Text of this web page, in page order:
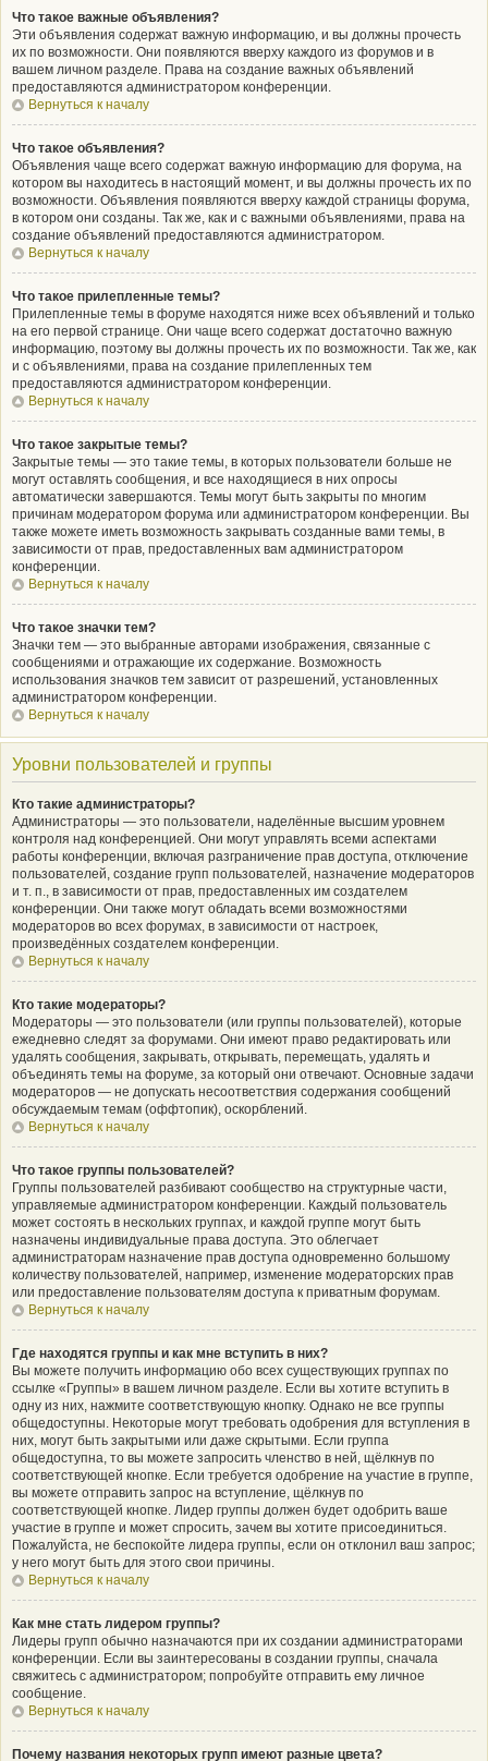
Что такое важные объявления?
Эти объявления содержат важную информацию, и вы должны прочесть
их по возможности. Они появляются вверху каждого из форумов и в
вашем личном разделе. Права на создание важных объявлений
предоставляются администратором конференции.
Вернуться к началу
Что такое объявления?
Объявления чаще всего содержат важную информацию для форума, на
котором вы находитесь в настоящий момент, и вы должны прочесть их по
возможности. Объявления появляются вверху каждой страницы форума,
в котором они созданы. Так же, как и с важными объявлениями, права на
создание объявлений предоставляются администратором.
Вернуться к началу
Что такое прилепленные темы?
Прилепленные темы в форуме находятся ниже всех объявлений и только
на его первой странице. Они чаще всего содержат достаточно важную
информацию, поэтому вы должны прочесть их по возможности. Так же, как
и с объявлениями, права на создание прилепленных тем
предоставляются администратором конференции.
Вернуться к началу
Что такое закрытые темы?
Закрытые темы — это такие темы, в которых пользователи больше не
могут оставлять сообщения, и все находящиеся в них опросы
автоматически завершаются. Темы могут быть закрыты по многим
причинам модератором форума или администратором конференции. Вы
также можете иметь возможность закрывать созданные вами темы, в
зависимости от прав, предоставленных вам администратором
конференции.
Вернуться к началу
Что такое значки тем?
Значки тем — это выбранные авторами изображения, связанные с
сообщениями и отражающие их содержание. Возможность
использования значков тем зависит от разрешений, установленных
администратором конференции.
Вернуться к началу
Уровни пользователей и группы
Кто такие администраторы?
Администраторы — это пользователи, наделённые высшим уровнем
контроля над конференцией. Они могут управлять всеми аспектами
работы конференции, включая разграничение прав доступа, отключение
пользователей, создание групп пользователей, назначение модераторов
и т. п., в зависимости от прав, предоставленных им создателем
конференции. Они также могут обладать всеми возможностями
модераторов во всех форумах, в зависимости от настроек,
произведённых создателем конференции.
Вернуться к началу
Кто такие модераторы?
Модераторы — это пользователи (или группы пользователей), которые
ежедневно следят за форумами. Они имеют право редактировать или
удалять сообщения, закрывать, открывать, перемещать, удалять и
объединять темы на форуме, за который они отвечают. Основные задачи
модераторов — не допускать несоответствия содержания сообщений
обсуждаемым темам (оффтопик), оскорблений.
Вернуться к началу
Что такое группы пользователей?
Группы пользователей разбивают сообщество на структурные части,
управляемые администратором конференции. Каждый пользователь
может состоять в нескольких группах, и каждой группе могут быть
назначены индивидуальные права доступа. Это облегчает
администраторам назначение прав доступа одновременно большому
количеству пользователей, например, изменение модераторских прав
или предоставление пользователям доступа к приватным форумам.
Вернуться к началу
Где находятся группы и как мне вступить в них?
Вы можете получить информацию обо всех существующих группах по
ссылке «Группы» в вашем личном разделе. Если вы хотите вступить в
одну из них, нажмите соответствующую кнопку. Однако не все группы
общедоступны. Некоторые могут требовать одобрения для вступления в
них, могут быть закрытыми или даже скрытыми. Если группа
общедоступна, то вы можете запросить членство в ней, щёлкнув по
соответствующей кнопке. Если требуется одобрение на участие в группе,
вы можете отправить запрос на вступление, щёлкнув по
соответствующей кнопке. Лидер группы должен будет одобрить ваше
участие в группе и может спросить, зачем вы хотите присоединиться.
Пожалуйста, не беспокойте лидера группы, если он отклонил ваш запрос;
у него могут быть для этого свои причины.
Вернуться к началу
Как мне стать лидером группы?
Лидеры групп обычно назначаются при их создании администраторами
конференции. Если вы заинтересованы в создании группы, сначала
свяжитесь с администратором; попробуйте отправить ему личное
сообщение.
Вернуться к началу
Почему названия некоторых групп имеют разные цвета?